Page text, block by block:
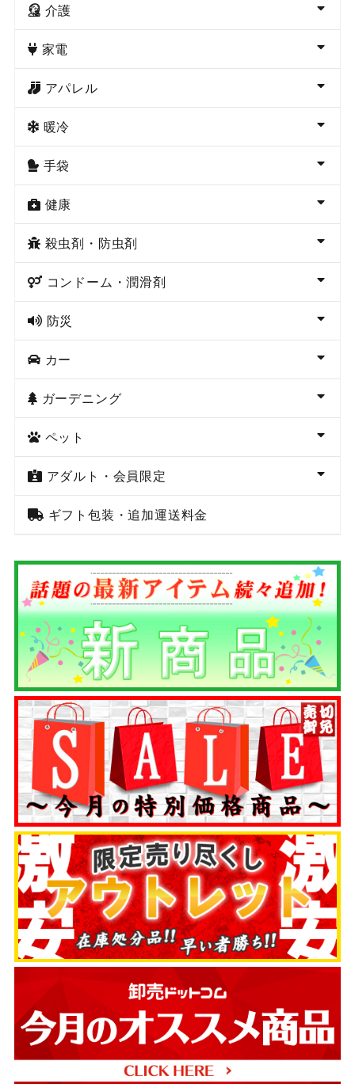
介護
家電
アパレル
暖冷
手袋
健康
殺虫剤・防虫剤
コンドーム・潤滑剤
防災
カー
ガーデニング
ペット
アダルト・会員限定
ギフト包装・追加運送料金